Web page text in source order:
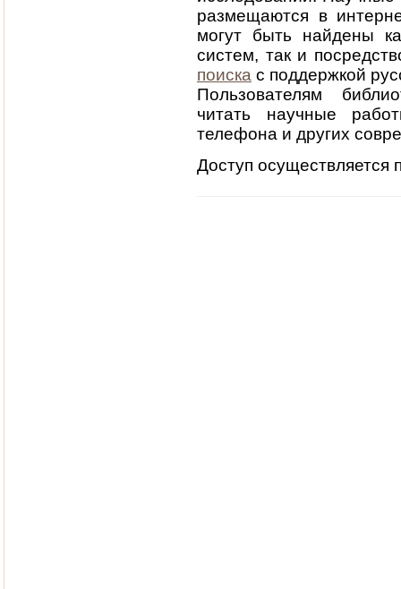
размещаются в
могут быть найдены
систем, так и
поиска с поддержкой
Пользователям
читать научные
телефона и других
Доступ осуществляется